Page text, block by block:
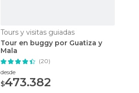
Tours y visitas guiadas
Tour en buggy por Guatiza y
Mala
(20)
desde
$473.382